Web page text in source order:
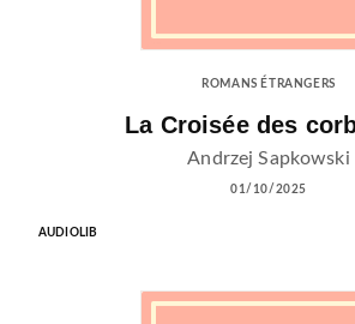
ROMANS ÉTRANGERS
La Croisée des
Andrzej Sapkowski
01/10/2025
AUDIOLIB